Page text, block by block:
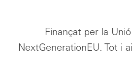
Finançat per la
NextGenerationEU. Tot i